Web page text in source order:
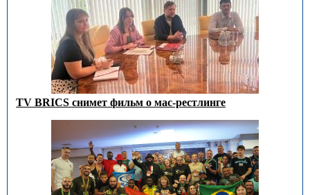
TV BRICS снимет фильм о мас-рестлинге